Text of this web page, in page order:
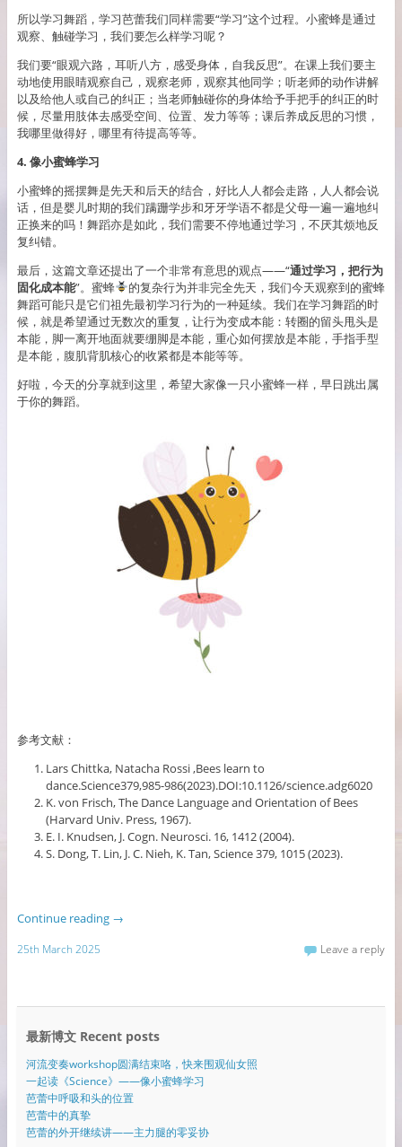
所以学习舞蹈，学习芭蕾我们同样需要“学习”这个过程。小蜜蜂是通过
观察、触碰学习，我们要怎么样学习呢？
我们要“眼观六路，耳听八方，感受身体，自我反思”。在课上我们要主
动地使用眼睛观察自己，观察老师，观察其他同学；听老师的动作讲解
以及给他人或自己的纠正；当老师触碰你的身体给予手把手的纠正的时
候，尽量用肢体去感受空间、位置、发力等等；课后养成反思的习惯，
我哪里做得好，哪里有待提高等等。
4. 像小蜜蜂学习
小蜜蜂的摇摆舞是先天和后天的结合，好比人人都会走路，人人都会说
话，但是婴儿时期的我们蹒跚学步和牙牙学语不都是父母一遍一遍地纠
正换来的吗！舞蹈亦是如此，我们需要不停地通过学习，不厌其烦地反
复纠错。
最后，这篇文章还提出了一个非常有意思的观点——“通过学习，把行为
固化成本能”。蜜蜂
的复杂行为并非完全先天，我们今天观察到的蜜蜂
舞蹈可能只是它们祖先最初学习行为的一种延续。我们在学习舞蹈的时
候，就是希望通过无数次的重复，让行为变成本能：转圈的留头甩头是
本能，脚一离开地面就要绷脚是本能，重心如何摆放是本能，手指手型
是本能，腹肌背肌核心的收紧都是本能等等。
好啦，今天的分享就到这里，希望大家像一只小蜜蜂一样，早日跳出属
于你的舞蹈。
参考文献：
Lars Chittka, Natacha Rossi ,Bees learn to
dance.Science379,985-986(2023).DOI:10.1126/science.adg6020
K. von Frisch, The Dance Language and Orientation of Bees
(Harvard Univ. Press, 1967).
E. I. Knudsen, J. Cogn. Neurosci. 16, 1412 (2004).
S. Dong, T. Lin, J. C. Nieh, K. Tan, Science 379, 1015 (2023).
Continue reading →
25th March 2025 Leave a reply
最新博文 Recent posts
河流变奏workshop圆满结束咯，快来围观仙女照
一起读《Science》——像小蜜蜂学习
芭蕾中呼吸和头的位置
芭蕾中的真挚
芭蕾的外开继续讲——主力腿的零妥协